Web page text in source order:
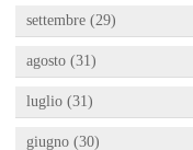
settembre (29)
agosto (31)
luglio (31)
giugno (30)